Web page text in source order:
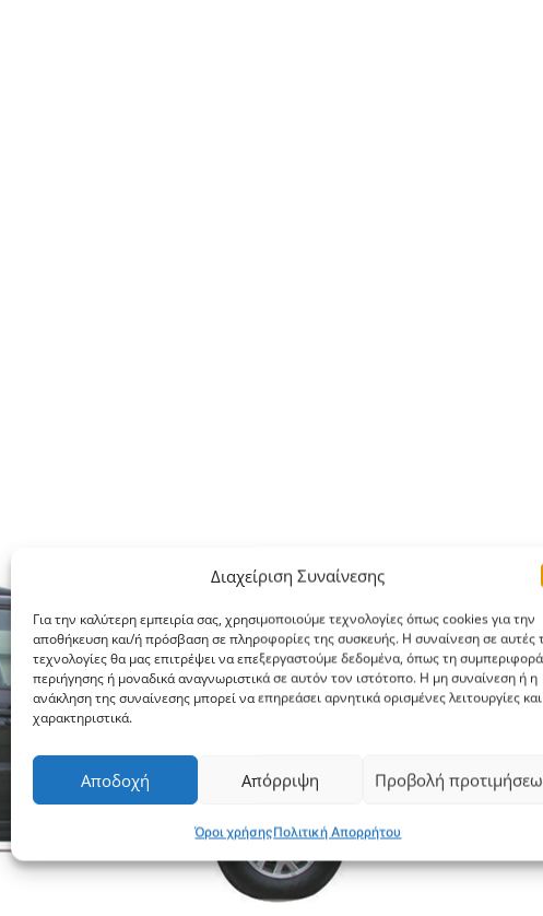
Διαχείριση Συναίνεσης
Για την καλύτερη εμπειρία σας, χρησιμοποιούμε τεχνολογίες όπως cookies για την
αποθήκευση και/ή πρόσβαση σε πληροφορίες της συσκευής. Η συναίνεση σε αυτές
τεχνολογίες θα μας επιτρέψει να επεξεργαστούμε δεδομένα, όπως τη συμπεριφορά
περιήγησης ή μοναδικά αναγνωριστικά σε αυτόν τον ιστότοπο. Η μη συναίνεση ή η
ανάκληση της συναίνεσης μπορεί να επηρεάσει αρνητικά ορισμένες λειτουργίες και
χαρακτηριστικά.
Αποδοχή Απόρριψη Προβολή
Όροι χρήσηςΠολιτική Απορρήτου